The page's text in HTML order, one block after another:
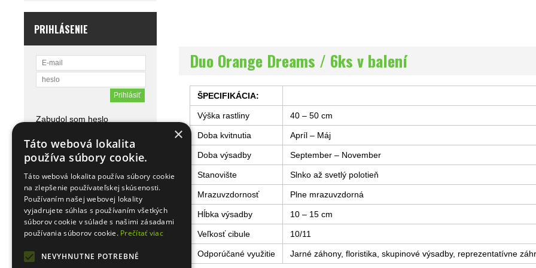
PRIHLÁSENIE
Zabudol som heslo
Duo Orange Dreams / 6ks v balení
ŠPECIFIKÁCIA:
Výška rastliny 40 – 50 cm
Doba kvitnutia Apríl – Máj
Doba výsadby September – November
Stanovište Slnko až svetlý polotieň
Mrazuvzdornosť Plne mrazuvzdorná
Hĺbka výsadby 10 – 15 cm
Veľkosť cibule 10/11
Odporúčané využitie Jarné záhony, floristika, skupinové výsadby, reprezentatívne
×
Táto webová lokalita
používa súbory cookie.
Táto webová lokalita používa súbory cookie
na zlepšenie používateľskej skúsenosti.
Používaním našej webovej lokality
vyjadrujete súhlas s používaním všetkých
súborov cookie v súlade s našimi zásadami
používania súborov cookie. Prečítať viac
NEVYHNUTNE POTREBNÉ